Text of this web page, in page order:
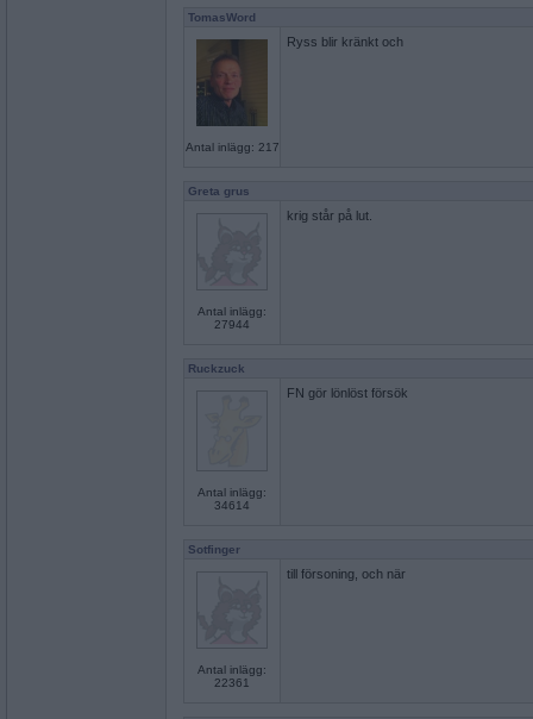
TomasWord
Antal inlägg: 217
Ryss blir kränkt och
Greta grus
Antal inlägg:
27944
krig står på lut.
Ruckzuck
Antal inlägg:
34614
FN gör lönlöst försök
Sotfinger
Antal inlägg:
22361
till försoning, och när